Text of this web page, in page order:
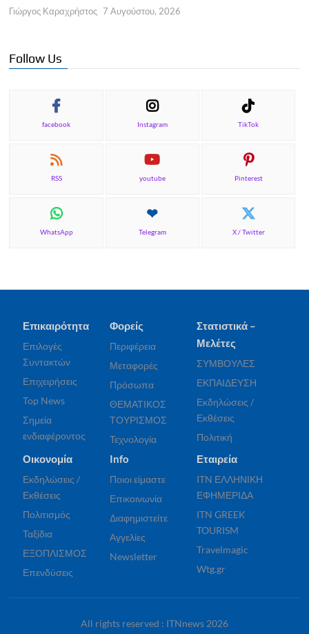
Γιώργος Καραχρήστος 7 Αυγούστου, 2026
Follow Us
facebook Instagram TikTok
RSS youtube Pinterest
WhatsApp Telegram X / Twitter
Επικαιρότητα
Επιλογές
Συντακτών
Επιχειρήσεις
Top News
Σημεία
ενδιαφέροντος
Φορείς
Περιφέρεια
Μεταφορές
Πρόσωπα
ΘΕΜΑΤΙΚΟΣ
ΤΟΥΡΙΣΜΟΣ
Τεχνολογία
Στατιστικά –
Μελέτες
ΣΥΜΒΟΥΛΕΣ
ΕΚΠΑΙΔΕΥΣΗ
Εκδηλώσεις /
Εκθέσεις
Πολιτική
Οικονομία
Εκδηλώσεις /
Εκθέσεις
Πολιτισμός
Ταξίδια
ΕΞΟΠΛΙΣΜΟΣ
Επενδύσεις
Info
Ποιοι είμαστε
Επικοινωνία
Διαφημιστείτε
Αγγελίες
Newsletter
Εταιρεία
ITN ΕΛΛΗΝΙΚΗ
ΕΦΗΜΕΡΙΔΑ
ITN GREEK
TOURISM
Travelmagic
Wtg.gr
All rights reserved : ITNnews 2026